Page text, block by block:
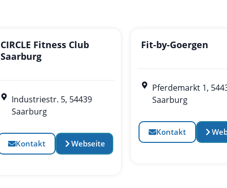
CIRCLE Fitness Club
Saarburg
Industriestr. 5, 54439
Saarburg
Kontakt Webseite
Fit-by-Goergen
Pferdemarkt 1,
Saarburg
Kontakt